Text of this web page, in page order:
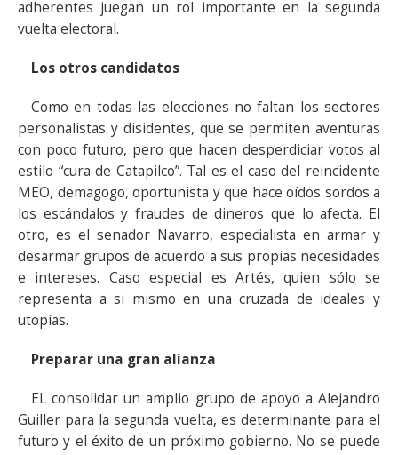
adherentes juegan un rol importante en la segunda
vuelta electoral.
Los otros candidatos
Como en todas las elecciones no faltan los sectores
personalistas y disidentes, que se permiten aventuras
con poco futuro, pero que hacen desperdiciar votos al
estilo “cura de Catapilco”. Tal es el caso del reincidente
MEO, demagogo, oportunista y que hace oídos sordos a
los escándalos y fraudes de dineros que lo afecta. El
otro, es el senador Navarro, especialista en armar y
desarmar grupos de acuerdo a sus propias necesidades
e intereses. Caso especial es Artés, quien sólo se
representa a si mismo en una cruzada de ideales y
utopías.
Preparar una gran alianza
EL consolidar un amplio grupo de apoyo a Alejandro
Guiller para la segunda vuelta, es determinante para el
futuro y el éxito de un próximo gobierno. No se puede